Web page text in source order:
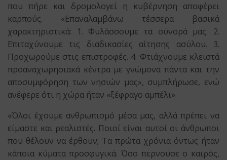
που πήρε και δρομολογεί η κυβέρνηση αποφέρει
καρπούς. «Επαναλαμβάνω τέσσερα βασικά
χαρακτηριστικά: 1. Φυλάσσουμε τα σύνορά μας. 2.
Επιταχύνουμε τις διαδικασίες αίτησης ασύλου. 3.
Προχωρούμε στις επιστροφές. 4. Φτιάχνουμε κλειστά
προαναχωρησιακά κέντρα με γνώμονα πάντα και την
αποσυμφόρηση των νησιών μας», συμπλήρωσε, ενώ
ανέφερε ότι η χώρα ήταν «ξέφραγο αμπέλι».
«Όλοι έχουμε ανθρωπισμό μέσα μας, αλλά πρέπει να
είμαστε και ρεαλιστές. Ποιοί είναι αυτοί οι άνθρωποι
που θέλουν να έρθουν; Τα πρώτα χρόνια όντως ήταν
κάποια κύματα προσφυγικά. Όσο περνούσε ο καιρός,